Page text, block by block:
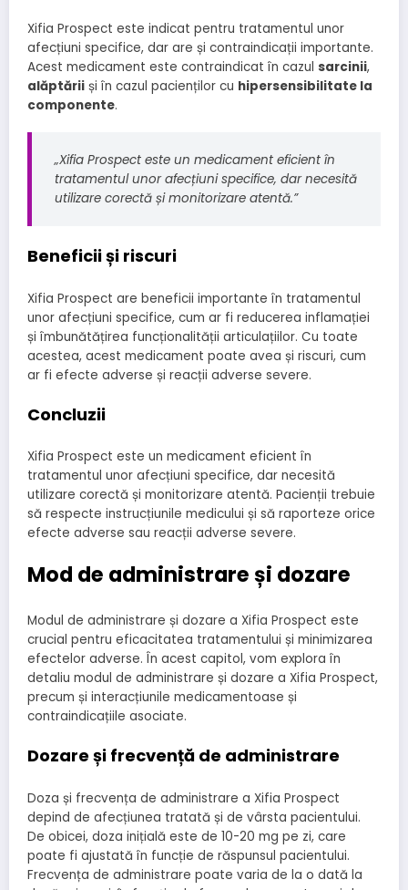
Xifia Prospect este indicat pentru tratamentul unor
afecțiuni specifice, dar are și contraindicații importante.
Acest medicament este contraindicat în cazul sarcinii,
alăptării și în cazul pacienților cu hipersensibilitate la
componente.
„Xifia Prospect este un medicament eficient în
tratamentul unor afecțiuni specifice, dar necesită
utilizare corectă și monitorizare atentă.”
Beneficii și riscuri
Xifia Prospect are beneficii importante în tratamentul
unor afecțiuni specifice, cum ar fi reducerea inflamației
și îmbunătățirea funcționalității articulațiilor. Cu toate
acestea, acest medicament poate avea și riscuri, cum
ar fi efecte adverse și reacții adverse severe.
Concluzii
Xifia Prospect este un medicament eficient în
tratamentul unor afecțiuni specifice, dar necesită
utilizare corectă și monitorizare atentă. Pacienții trebuie
să respecte instrucțiunile medicului și să raporteze orice
efecte adverse sau reacții adverse severe.
Mod de administrare și dozare
Modul de administrare și dozare a Xifia Prospect este
crucial pentru eficacitatea tratamentului și minimizarea
efectelor adverse. În acest capitol, vom explora în
detaliu modul de administrare și dozare a Xifia Prospect,
precum și interacțiunile medicamentoase și
contraindicațiile asociate.
Dozare și frecvență de administrare
Doza și frecvența de administrare a Xifia Prospect
depind de afecțiunea tratată și de vârsta pacientului.
De obicei, doza inițială este de 10-20 mg pe zi, care
poate fi ajustată în funcție de răspunsul pacientului.
Frecvența de administrare poate varia de la o dată la